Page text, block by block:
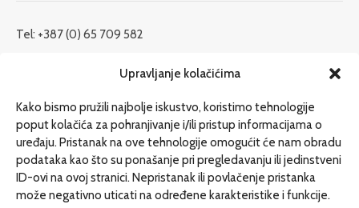
Upravljanje kolačićima
Kako bismo pružili najbolje iskustvo, koristimo tehnologije
poput kolačića za pohranjivanje i/ili pristup informacijama o
uređaju. Pristanak na ove tehnologije omogućit će nam obradu
podataka kao što su ponašanje pri pregledavanju ili jedinstveni
ID-ovi na ovoj stranici. Nepristanak ili povlačenje pristanka
može negativno uticati na određene karakteristike i funkcije.
Tel: +387 (0) 65 709 582
redakcija@etrafika.net
Dosije
Drugi pišu
Društvo